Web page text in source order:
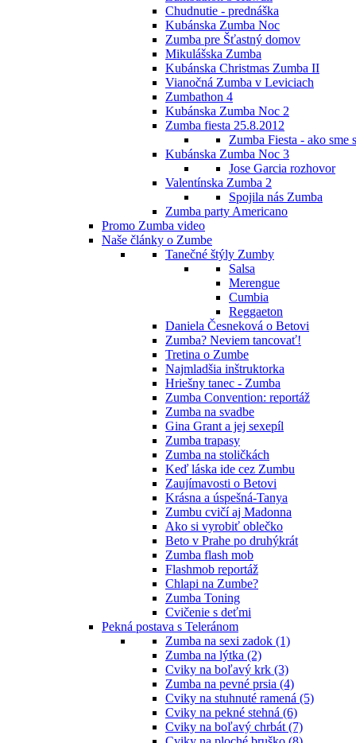
Chudnutie - prednáška
Kubánska Zumba Noc
Zumba pre Šťastný domov
Mikulášska Zumba
Kubánska Christmas Zumba II
Vianočná Zumba v Leviciach
Zumbathon 4
Kubánska Zumba Noc 2
Zumba fiesta 25.8.2012
Zumba Fiesta - ako sme
Kubánska Zumba Noc 3
Jose Garcia rozhovor
Valentínska Zumba 2
Spojila nás Zumba
Zumba party Americano
Promo Zumba video
Naše články o Zumbe
Tanečné štýly Zumby
Salsa
Merengue
Cumbia
Reggaeton
Daniela Česneková o Betovi
Zumba? Neviem tancovať!
Tretina o Zumbe
Najmladšia inštruktorka
Hriešny tanec - Zumba
Zumba Convention: reportáž
Zumba na svadbe
Gina Grant a jej sexepíl
Zumba trapasy
Zumba na stoličkách
Keď láska ide cez Zumbu
Zaujímavosti o Betovi
Krásna a úspešná-Tanya
Zumbu cvičí aj Madonna
Ako si vyrobiť oblečko
Beto v Prahe po druhýkrát
Zumba flash mob
Flashmob reportáž
Chlapi na Zumbe?
Zumba Toning
Cvičenie s deťmi
Pekná postava s Teleránom
Zumba na sexi zadok (1)
Zumba na lýtka (2)
Cviky na boľavý krk (3)
Zumba na pevné prsia (4)
Cviky na stuhnuté ramená (5)
Cviky na pekné stehná (6)
Cviky na boľavý chrbát (7)